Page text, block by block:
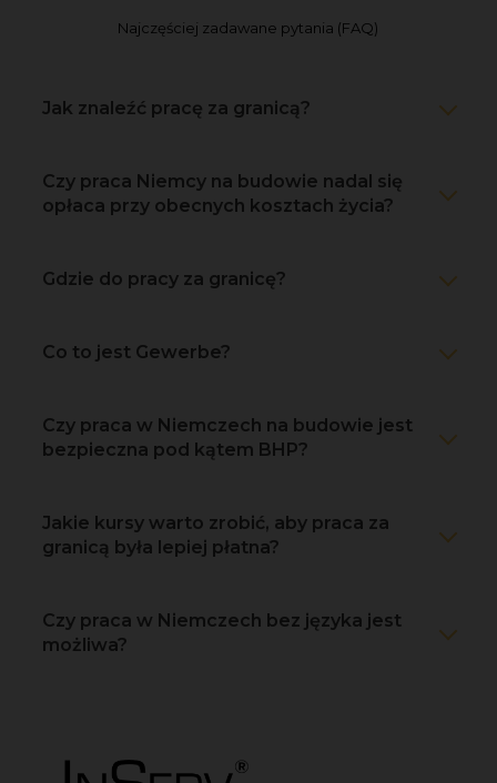
Najczęściej zadawane pytania (FAQ)
Jak znaleźć pracę za granicą?
Czy praca Niemcy na budowie nadal się
opłaca przy obecnych kosztach życia?
Gdzie do pracy za granicę?
Co to jest Gewerbe?
Czy praca w Niemczech na budowie jest
bezpieczna pod kątem BHP?
Jakie kursy warto zrobić, aby praca za
granicą była lepiej płatna?
Czy praca w Niemczech bez języka jest
możliwa?